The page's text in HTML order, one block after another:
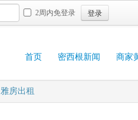
2周内免登录 登录
首页 密西根新闻 商家
雅房出租